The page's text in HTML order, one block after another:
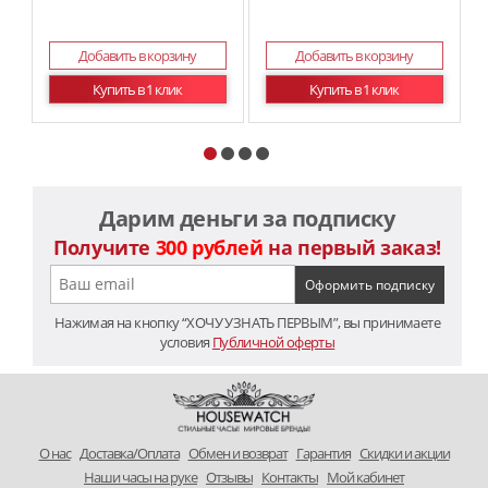
Добавить в корзину
Купить в 1 клик
Добавить в корзину
Купить в 1 клик
Дарим деньги за подписку
Получите 300 рублей на первый заказ!
Нажимая на кнопку “ХОЧУ УЗНАТЬ ПЕРВЫМ”, вы принимаете
условия Публичной оферты
O нас Доставка/Оплата Обмен и возврат Гарантия Скидки и акции
Наши часы на руке Отзывы Контакты Мой кабинет